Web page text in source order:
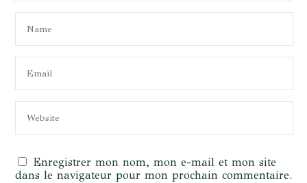
Enregistrer mon nom, mon e-mail et mon site
dans le navigateur pour mon prochain commentaire.